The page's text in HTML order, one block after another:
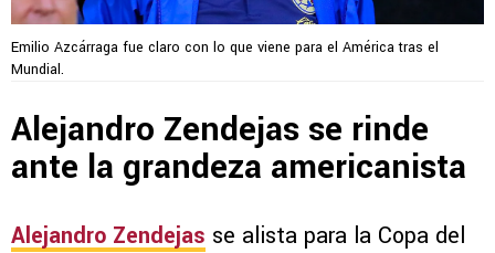
Emilio Azcárraga fue claro con lo que viene para el América tras el
Mundial.
Alejandro Zendejas se rinde
ante la grandeza americanista
Alejandro Zendejas se alista para la Copa del